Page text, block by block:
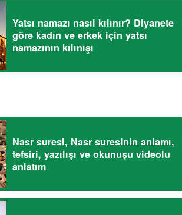
Yatsı namazı nasıl kılınır? Diyanete
göre kadın ve erkek için yatsı
namazının kılınışı
Nasr suresi, Nasr suresinin anlamı,
tefsiri, yazılışı ve okunuşu videolu
anlatım